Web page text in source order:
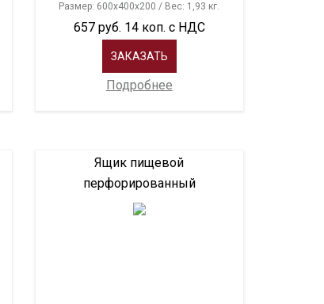
Размер: 600х400х200 / Вес: 1,93 кг.
657 руб. 14 коп. с НДС
ЗАКАЗАТЬ
Подробнее
Ящик пищевой
перфорированный